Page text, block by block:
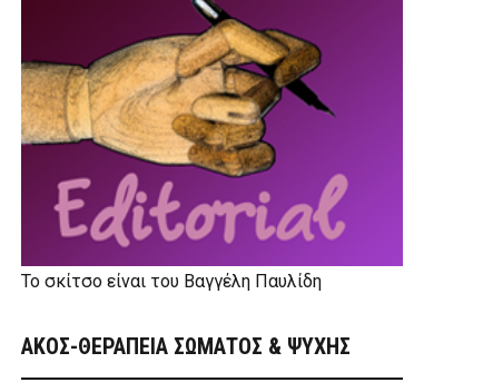
Το σκίτσο είναι του Βαγγέλη Παυλίδη
ΑΚΟΣ-ΘΕΡΑΠΕΙΑ ΣΩΜΑΤΟΣ & ΨΥΧΗΣ